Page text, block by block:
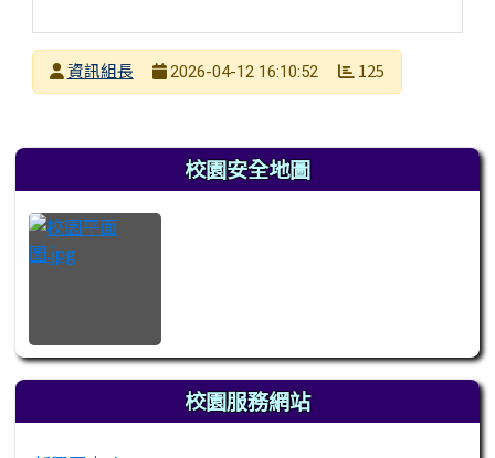
發布者
資訊組長
2026-04-12 16:10:52 125
左邊區域內容 校園安全地圖
校園服務網站